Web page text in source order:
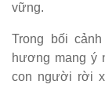
vững.
Trong bối
hương mang ý
con người rời